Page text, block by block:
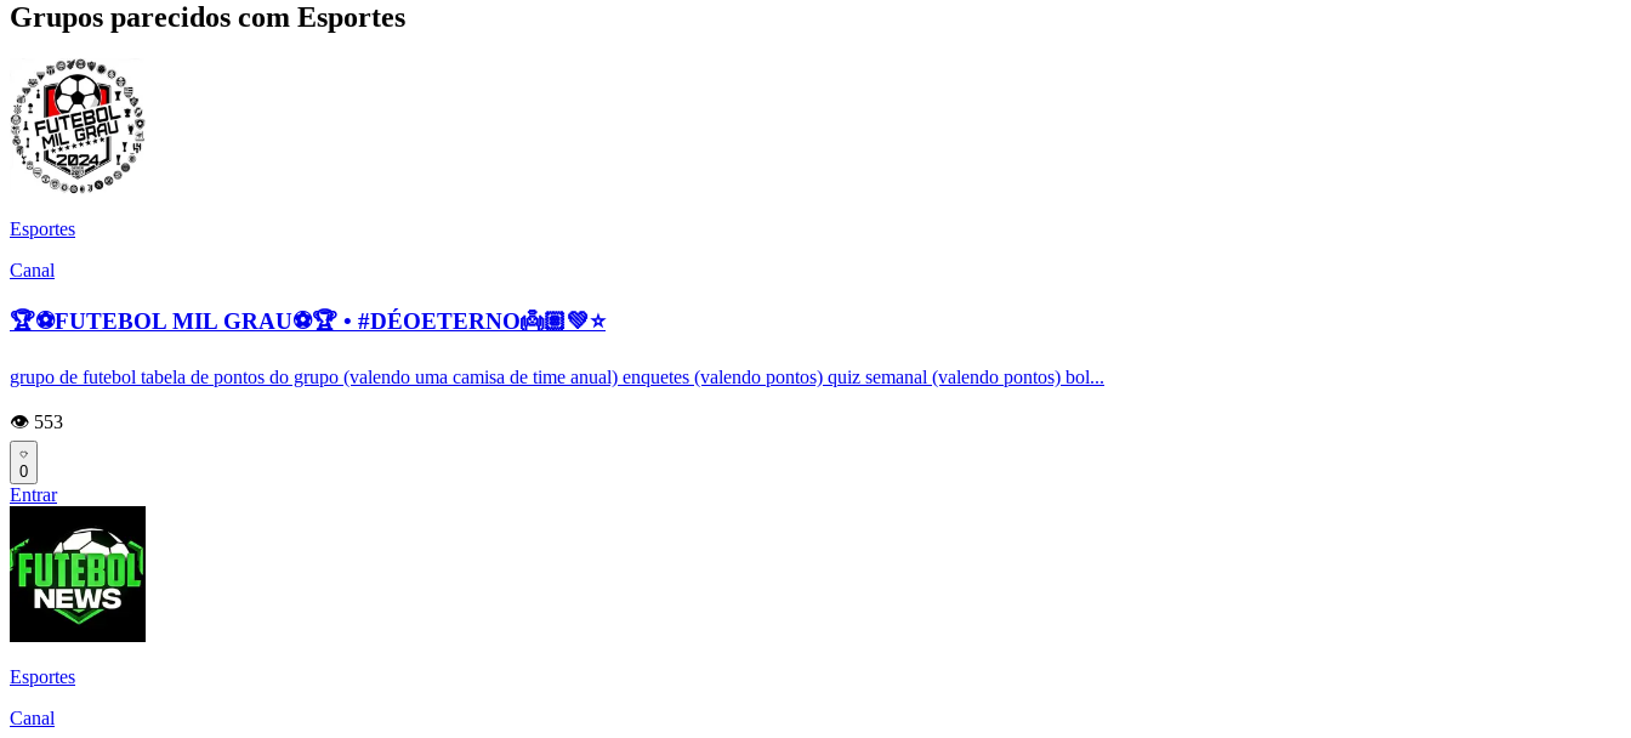
Grupos parecidos com Esportes
Esportes
Canal
🏆⚽FUTEBOL MIL GRAU⚽🏆 • #DÉOETERNO👼🏽💚⭐
grupo de futebol tabela de pontos do grupo (valendo uma camisa de time anual) enquetes (valendo pontos) quiz semanal (valendo pontos) bol...
👁️ 553
0
Entrar
Esportes
Canal